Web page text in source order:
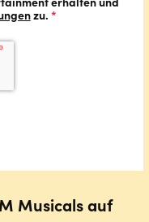
zu. *
Musicals auf